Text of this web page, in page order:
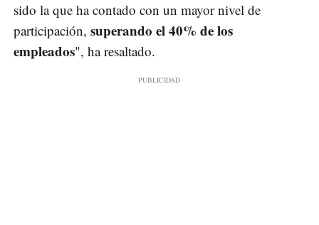
sido la que ha contado con un mayor nivel de
participación, superando el 40% de los
empleados", ha resaltado.